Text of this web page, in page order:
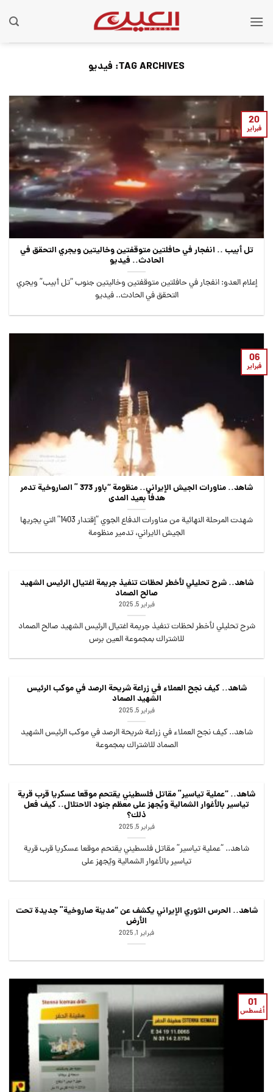
TAG ARCHIVES: فيديو
تل أبيب .. انفجار في حافلتين متوقفتين وخاليتين ويجري التحقق في
الحادث.. فيديو
إعلام العدو: انفجار في حافلتين متوقفتين وخاليتين جنوب “تل أبيب” ويجري
التحقق في الحادث.. فيديو
20
فبراير
شاهد.. مناورات الجيش الإيراني.. منظومة “باور 373 ” الصاروخية تدمر
هدفاً بعيد المدى
شهدت المرحلة النهائية من مناورات الدفاع الجوي “إقتدار 1403” التي يجريها
الجيش الايراني، تدمير منظومة
06
فبراير
شاهد.. شرح تحليلي لأخطر لحظات تنفيذ جريمة اغتيال الرئيس الشهيد
صالح الصماد
فبراير 5, 2025
شرح تحليلي لأخطر لحظات تنفيذ جريمة اغتيال الرئيس الشهيد صالح الصماد
للاشتراك بمجموعة العين برس
شاهد.. كيف نجح العملاء في زراعة شريحة الرصد في موكب الرئيس
الشهيد الصماد
فبراير 5, 2025
شاهد.. كيف نجح العملاء في زراعة شريحة الرصد في موكب الرئيس الشهيد
الصماد للاشتراك بمجموعة
شاهد.. “عملية تياسير” مقاتل فلسطيني يقتحم موقعا عسكريا قرب قرية
تياسير بالأغوار الشمالية ويُجهز على معظم جنود الاحتلال.. كيف فعل
ذلك؟
فبراير 5, 2025
شاهد.. “عملية تياسير” مقاتل فلسطيني يقتحم موقعا عسكريا قرب قرية
تياسير بالأغوار الشمالية ويُجهز على
شاهد.. الحرس الثوري الإيراني يكشف عن “مدينة صاروخية” جديدة تحت
الأرض
فبراير 1, 2025
01
أغسطس